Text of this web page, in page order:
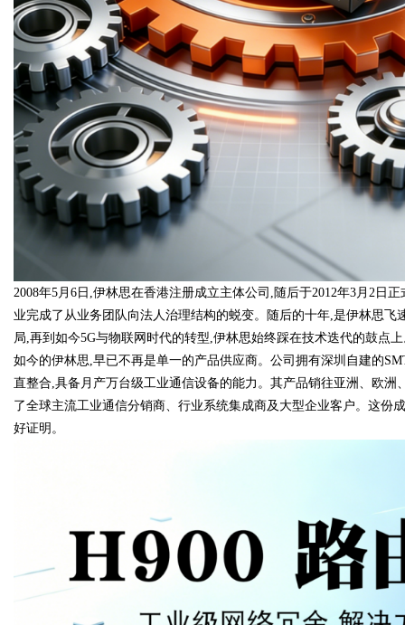
2008年5月6日,伊林思在香港注册成立主体公司,随后于2012年3月2日
业完成了从业务团队向法人治理结构的蜕变。随后的十年,是伊林思
局,再到如今5G与物联网时代的转型,伊林思始终踩在技术迭代的鼓点
如今的伊林思,早已不再是单一的产品供应商。公司拥有深圳自建的
直整合,具备月产万台级工业通信设备的能力。其产品销往亚洲、欧
了全球主流工业通信分销商、行业系统集成商及大型企业客户。这份
好证明。